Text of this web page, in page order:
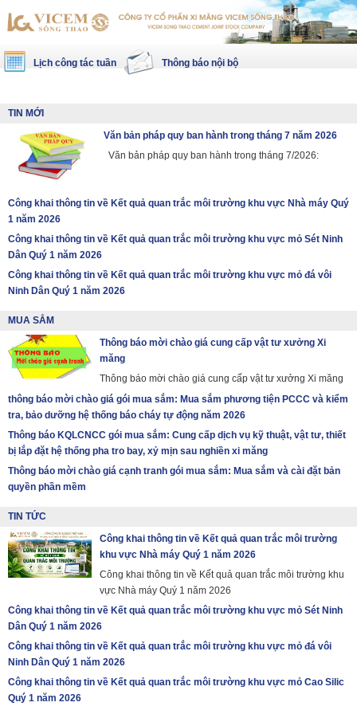
Lịch công tác tuần Thông báo nội bộ
TIN MỚI
Văn bản pháp quy ban hành trong tháng 7 năm 2026
Văn bản pháp quy ban hành trong tháng 7/2026:
Công khai thông tin về Kết quả quan trắc môi trường khu vực Nhà máy Quý
1 năm 2026
Công khai thông tin về Kết quả quan trắc môi trường khu vực mỏ Sét Ninh
Dân Quý 1 năm 2026
Công khai thông tin về Kết quả quan trắc môi trường khu vực mỏ đá vôi
Ninh Dân Quý 1 năm 2026
MUA SẮM
Thông báo mời chào giá cung cấp vật tư xưởng Xi
măng
Thông báo mời chào giá cung cấp vật tư xưởng Xi măng
thông báo mời chào giá gói mua sắm: Mua sắm phương tiện PCCC và kiểm
tra, bảo dưỡng hệ thống báo cháy tự động năm 2026
Thông báo KQLCNCC gói mua sắm: Cung cấp dịch vụ kỹ thuật, vật tư, thiết
bị lắp đặt hệ thống pha tro bay, xỷ mịn sau nghiền xi măng
Thông báo mời chào giá cạnh tranh gói mua sắm: Mua sắm và cài đặt bản
quyền phần mềm
TIN TỨC
Công khai thông tin về Kết quả quan trắc môi trường
khu vực Nhà máy Quý 1 năm 2026
Công khai thông tin về Kết quả quan trắc môi trường khu
vực Nhà máy Quý 1 năm 2026
Công khai thông tin về Kết quả quan trắc môi trường khu vực mỏ Sét Ninh
Dân Quý 1 năm 2026
Công khai thông tin về Kết quả quan trắc môi trường khu vực mỏ đá vôi
Ninh Dân Quý 1 năm 2026
Công khai thông tin về Kết quả quan trắc môi trường khu vực mỏ Cao Silic
Quý 1 năm 2026